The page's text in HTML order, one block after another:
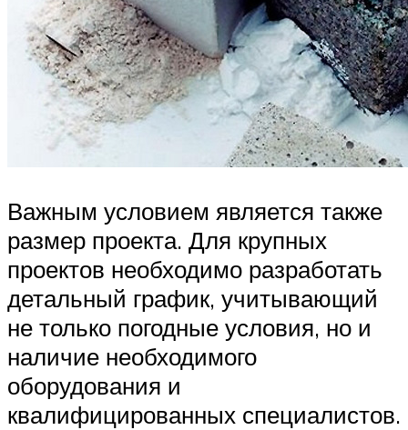
Важным условием является также
размер проекта. Для крупных
проектов необходимо разработать
детальный график, учитывающий
не только погодные условия, но и
наличие необходимого
оборудования и
квалифицированных специалистов.